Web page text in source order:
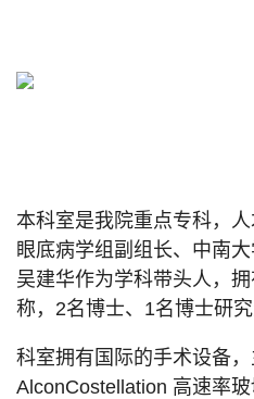
本科室是我院重点专科，
眼底病学组副组长、中南
吴建华作为学科带头人，
称，2名博士、1名博士研
科室拥有国际的手术设备
AlconCostellation 高速率